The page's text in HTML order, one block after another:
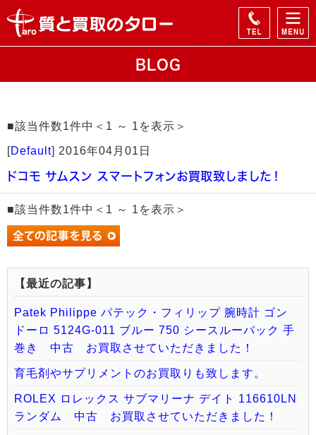
BLOG
■該当件数1件中＜1 ～ 1を表示＞
[Default] 2016年04月01日
ドコモ サムスン スマートフォンお買取致しました！
■該当件数1件中＜1 ～ 1を表示＞
【最近の記事】
Patek Philippe パテック・フィリップ 腕時計 ゴン
ドーロ 5124G-011 ブルー 750 シースルーバック 手
巻き 中古 お買取させていただきました！
育毛剤やサプリメントのお買取りも致します。
ROLEX ロレックス サブマリーナ デイト 116610LN
ランダム 中古 お買取させていただきました！